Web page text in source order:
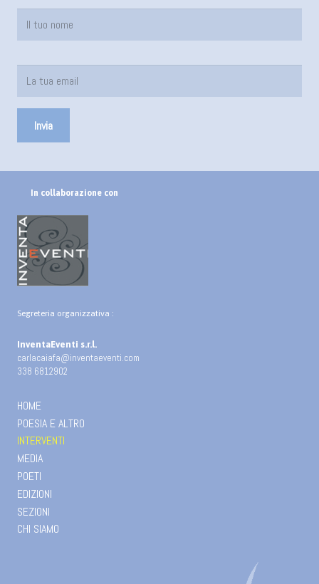
In collaborazione con
Segreteria organizzativa :
InventaEventi s.r.l.
carlacaiafa@inventaeventi.com
338 6812902
HOME
POESIA E ALTRO
INTERVENTI
MEDIA
POETI
EDIZIONI
SEZIONI
CHI SIAMO